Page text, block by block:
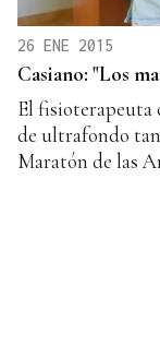
26 ENE 2015
Casiano: "Los
El fisioterapeuta
de ultrafondo
Maratón de las